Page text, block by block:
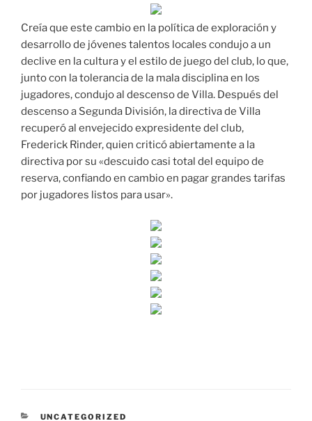
Creía que este cambio en la política de exploración y
desarrollo de jóvenes talentos locales condujo a un
declive en la cultura y el estilo de juego del club, lo que,
junto con la tolerancia de la mala disciplina en los
jugadores, condujo al descenso de Villa. Después del
descenso a Segunda División, la directiva de Villa
recuperó al envejecido expresidente del club,
Frederick Rinder, quien criticó abiertamente a la
directiva por su «descuido casi total del equipo de
reserva, confiando en cambio en pagar grandes tarifas
por jugadores listos para usar».
CATEGORÍAS
UNCATEGORIZED